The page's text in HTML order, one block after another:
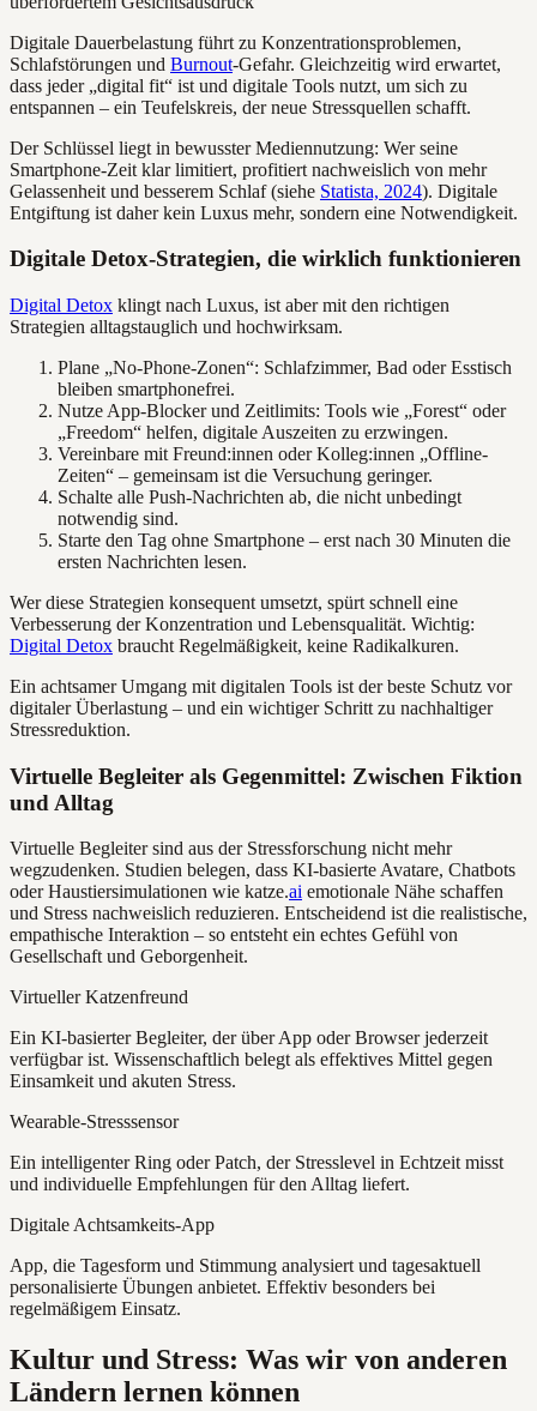
Digitale Dauerbelastung führt zu Konzentrationsproblemen,
Schlafstörungen und Burnout-Gefahr. Gleichzeitig wird erwartet,
dass jeder „digital fit“ ist und digitale Tools nutzt, um sich zu
entspannen – ein Teufelskreis, der neue Stressquellen schafft.
Der Schlüssel liegt in bewusster Mediennutzung: Wer seine
Smartphone-Zeit klar limitiert, profitiert nachweislich von mehr
Gelassenheit und besserem Schlaf (siehe Statista, 2024). Digitale
Entgiftung ist daher kein Luxus mehr, sondern eine Notwendigkeit.
Digitale Detox-Strategien, die wirklich funktionieren
Digital Detox klingt nach Luxus, ist aber mit den richtigen
Strategien alltagstauglich und hochwirksam.
Plane „No-Phone-Zonen“: Schlafzimmer, Bad oder Esstisch
bleiben smartphonefrei.
Nutze App-Blocker und Zeitlimits: Tools wie „Forest“ oder
„Freedom“ helfen, digitale Auszeiten zu erzwingen.
Vereinbare mit Freund:innen oder Kolleg:innen „Offline-
Zeiten“ – gemeinsam ist die Versuchung geringer.
Schalte alle Push-Nachrichten ab, die nicht unbedingt
notwendig sind.
Starte den Tag ohne Smartphone – erst nach 30 Minuten die
ersten Nachrichten lesen.
Wer diese Strategien konsequent umsetzt, spürt schnell eine
Verbesserung der Konzentration und Lebensqualität. Wichtig:
Digital Detox braucht Regelmäßigkeit, keine Radikalkuren.
Ein achtsamer Umgang mit digitalen Tools ist der beste Schutz vor
digitaler Überlastung – und ein wichtiger Schritt zu nachhaltiger
Stressreduktion.
Virtuelle Begleiter als Gegenmittel: Zwischen Fiktion
und Alltag
Virtuelle Begleiter sind aus der Stressforschung nicht mehr
wegzudenken. Studien belegen, dass KI-basierte Avatare, Chatbots
oder Haustiersimulationen wie katze.ai emotionale Nähe schaffen
und Stress nachweislich reduzieren. Entscheidend ist die realistische,
empathische Interaktion – so entsteht ein echtes Gefühl von
Gesellschaft und Geborgenheit.
Virtueller Katzenfreund
Ein KI-basierter Begleiter, der über App oder Browser jederzeit
verfügbar ist. Wissenschaftlich belegt als effektives Mittel gegen
Einsamkeit und akuten Stress.
Wearable-Stresssensor
Ein intelligenter Ring oder Patch, der Stresslevel in Echtzeit misst
und individuelle Empfehlungen für den Alltag liefert.
Digitale Achtsamkeits-App
App, die Tagesform und Stimmung analysiert und tagesaktuell
personalisierte Übungen anbietet. Effektiv besonders bei
regelmäßigem Einsatz.
Kultur und Stress: Was wir von anderen
Ländern lernen können